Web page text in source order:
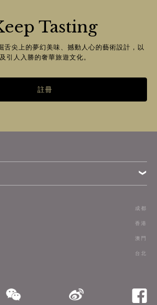
Tasting
舌尖上的夢幻美味、撼動人心的藝術設計，以
及引人入勝的奢華旅遊文化。
註冊
成都
香港
澳門
台北